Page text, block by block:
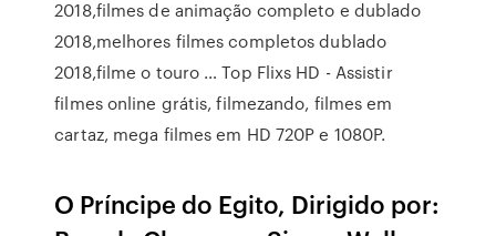
2018,filmes de animação completo e dublado
2018,melhores filmes completos dublado
2018,filme o touro … Top Flixs HD - Assistir
filmes online grátis, filmezando, filmes em
cartaz, mega filmes em HD 720P e 1080P.
O Príncipe do Egito, Dirigido por: